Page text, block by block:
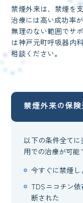
禁煙外来は、禁煙を
治療には高い成功率
無理のない範囲でサ
は神戸元町呼吸器内
相談ください。
禁煙外来の保
以下の条件全て
用での治療が可能
今すぐに禁煙し
TDSニコチン
断された